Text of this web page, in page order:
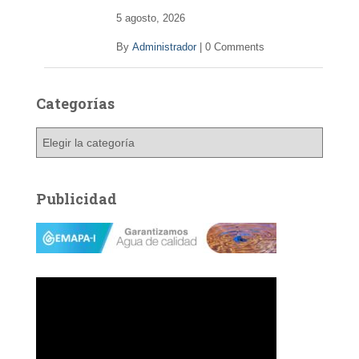
5 agosto, 2026
By Administrador 0 Comments
Categorías
g
o
a
Publicidad